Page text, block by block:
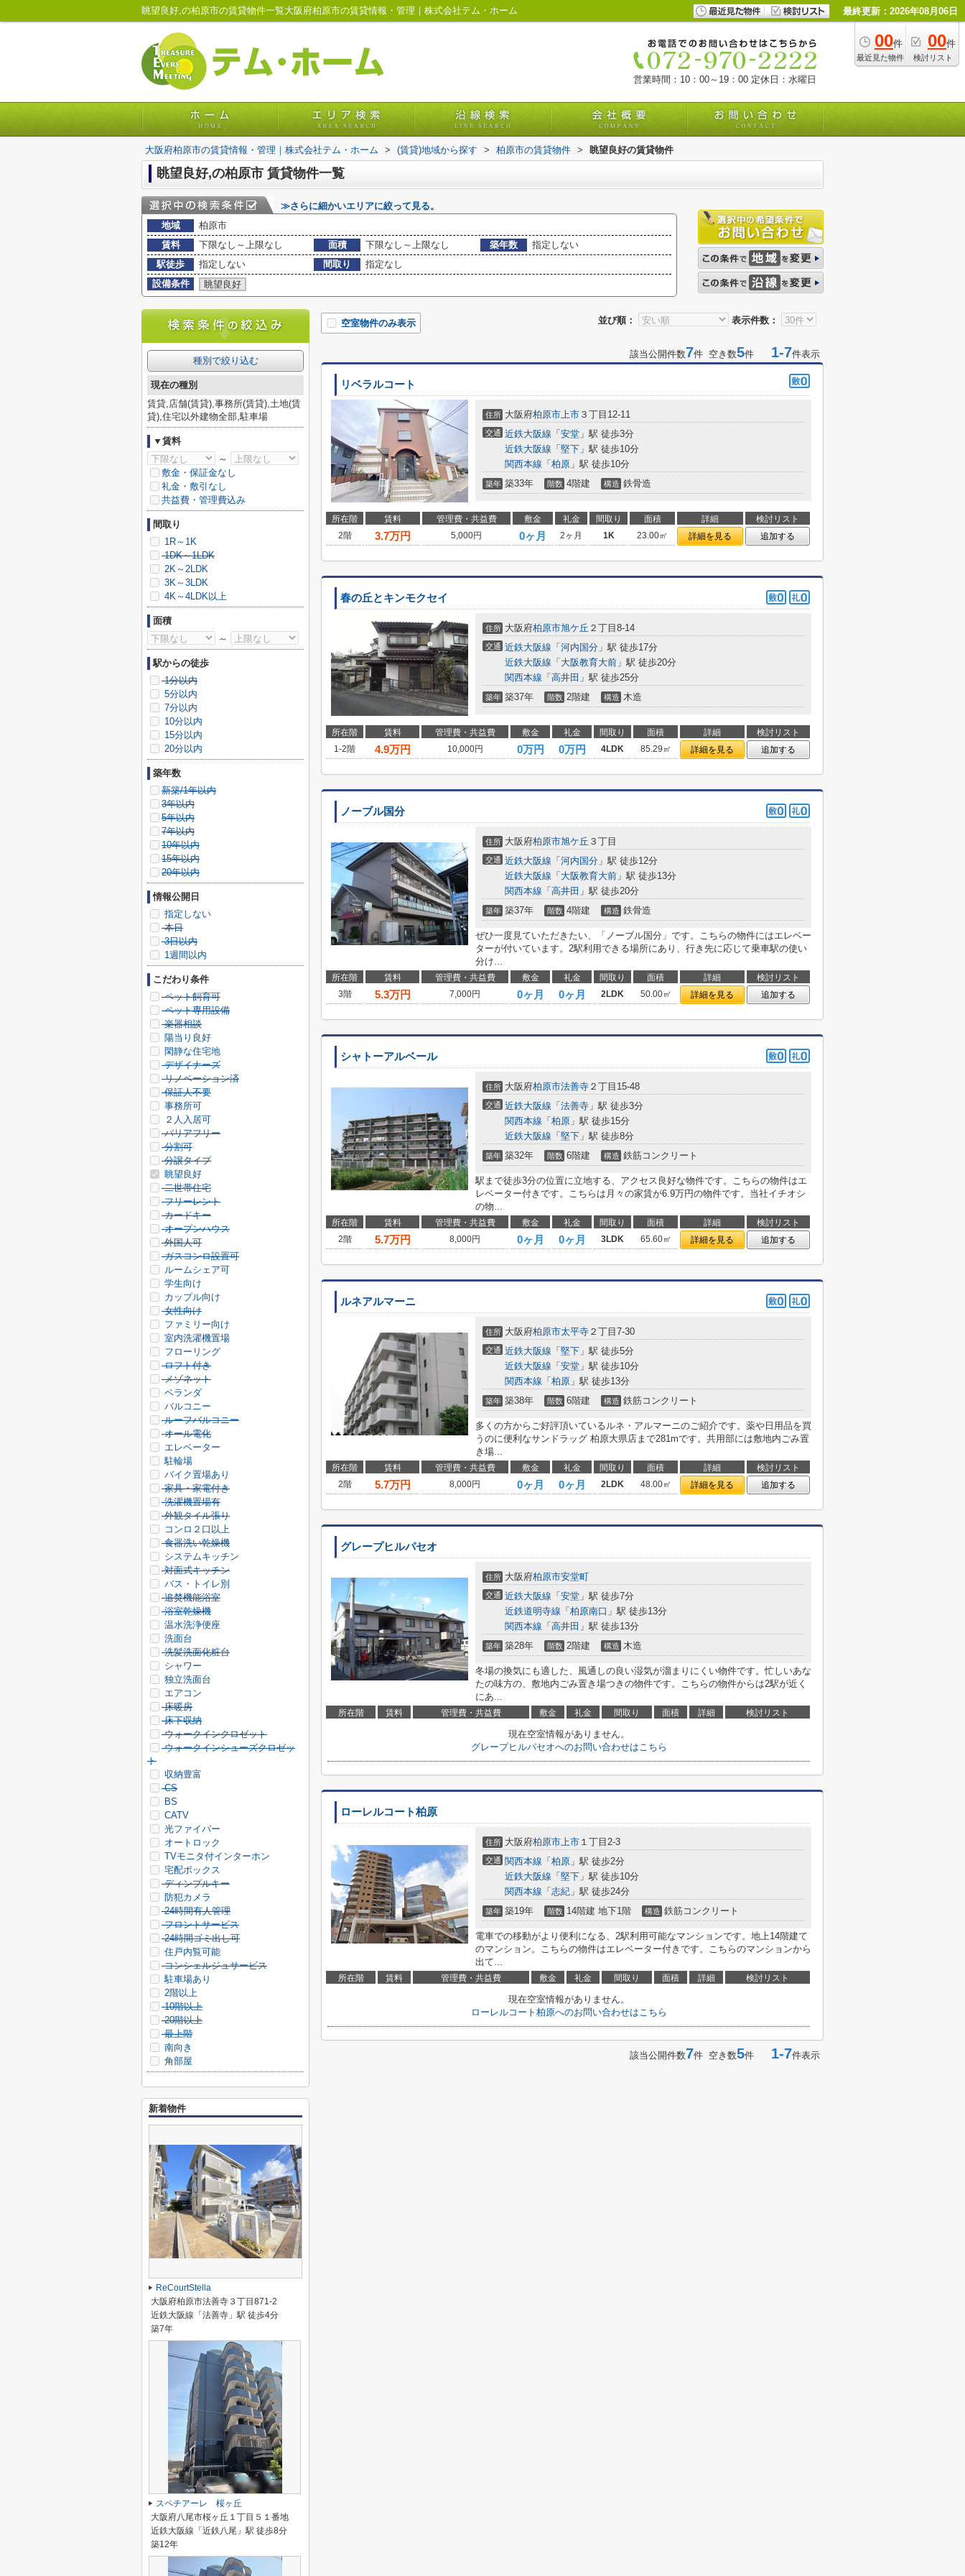
眺望良好,の柏原市の賃貸物件一覧大阪府柏原市の賃貸情報・管理｜株式会社テム・ホーム 最終更新：2026年08月06日
00件
最近見た物件
00件
検討リスト
営業時間：10：00～19：00 定休日：水曜日
大阪府柏原市の賃貸情報・管理｜株式会社テム・ホーム > (賃貸)地域から探す > 柏原市の賃貸物件 > 眺望良好の賃貸物件
眺望良好,の柏原市 賃貸物件一覧
≫さらに細かいエリアに絞って見る。
地域
柏原市
賃料
下限なし～上限なし 面積 下限なし～上限なし 築年数
指定しない
駅徒歩
指定しない 間取り
指定なし
設備条件
眺望良好
並び順： 表示件数：
空室物件のみ表示
該当公開件数7件 空き数5件 1-7件表示
リベラルコート
住所 大阪府柏原市上市 ３丁目12-11
交通 近鉄大阪線 「 安堂 」駅 徒歩3分
近鉄大阪線 「 堅下 」駅 徒歩10分
関西本線 「 柏原 」駅 徒歩10分
築年 築33年 階数 4階建 構造 鉄骨造
所在階 賃料 管理費・共益費 敷金 礼金 間取り 面積 詳細
検討リスト
2階
3.7万円 5,000円 0ヶ月 2ヶ月 1K 23.00㎡ 詳細を見る 追加する
春の丘とキンモクセイ
住所 大阪府柏原市旭ケ丘 ２丁目8-14
交通 近鉄大阪線 「 河内国分 」駅 徒歩17分
近鉄大阪線 「 大阪教育大前 」駅 徒歩20分
関西本線 「 高井田 」駅 徒歩25分
築年 築37年 階数 2階建 構造 木造
所在階 賃料 管理費・共益費 敷金 礼金 間取り 面積 詳細
検討リスト
1-2階
4.9万円 10,000円 0万円 0万円 4LDK 85.29㎡ 詳細を見る 追加する
ノーブル国分
住所 大阪府柏原市旭ケ丘 ３丁目
交通 近鉄大阪線 「 河内国分 」駅 徒歩12分
近鉄大阪線 「 大阪教育大前 」駅 徒歩13分
関西本線 「 高井田 」駅 徒歩20分
築年 築37年 階数 4階建 構造 鉄骨造
ぜひ一度見ていただきたい、「ノーブル国分」です。こちらの物件にはエレベー
ターが付いています。2駅利用できる場所にあり、行き先に応じて乗車駅の使い
分け...
所在階 賃料 管理費・共益費 敷金 礼金 間取り 面積 詳細
検討リスト
3階
5.3万円 7,000円 0ヶ月 0ヶ月 2LDK 50.00㎡ 詳細を見る 追加する
シャトーアルベール
住所 大阪府柏原市法善寺 ２丁目15-48
交通 近鉄大阪線 「 法善寺 」駅 徒歩3分
関西本線 「 柏原 」駅 徒歩15分
近鉄大阪線 「 堅下 」駅 徒歩8分
築年 築32年 階数 6階建 構造 鉄筋コンクリート
駅まで徒歩3分の位置に立地する、アクセス良好な物件です。こちらの物件はエ
レベーター付きです。こちらは月々の家賃が6.9万円の物件です。当社イチオシ
の物...
所在階 賃料 管理費・共益費 敷金 礼金 間取り 面積 詳細
検討リスト
2階
5.7万円 8,000円 0ヶ月 0ヶ月 3LDK 65.60㎡ 詳細を見る 追加する
ルネアルマーニ
住所 大阪府柏原市太平寺 ２丁目7-30
交通 近鉄大阪線 「 堅下 」駅 徒歩5分
近鉄大阪線 「 安堂 」駅 徒歩10分
関西本線 「 柏原 」駅 徒歩13分
築年 築38年 階数 6階建 構造 鉄筋コンクリート
多くの方からご好評頂いているルネ・アルマーニのご紹介です。薬や日用品を買
うのに便利なサンドラッグ 柏原大県店まで281mです。共用部には敷地内ごみ置
き場...
所在階 賃料 管理費・共益費 敷金 礼金 間取り 面積 詳細
検討リスト
2階
5.7万円 8,000円 0ヶ月 0ヶ月 2LDK 48.00㎡ 詳細を見る 追加する
グレープヒルパセオ
住所 大阪府柏原市安堂町
交通 近鉄大阪線 「 安堂 」駅 徒歩7分
近鉄道明寺線 「 柏原南口 」駅 徒歩13分
関西本線 「 高井田 」駅 徒歩13分
築年 築28年 階数 2階建 構造 木造
冬場の換気にも適した、風通しの良い湿気が溜まりにくい物件です。忙しいあな
たの味方の、敷地内ごみ置き場つきの物件です。こちらの物件からは2駅が近く
にあ...
所在階 賃料 管理費・共益費 敷金 礼金 間取り 面積 詳細 検討リスト
現在空室情報がありません。
グレープヒルパセオへのお問い合わせはこちら
ローレルコート柏原
住所 大阪府柏原市上市 １丁目2-3
交通 関西本線 「 柏原 」駅 徒歩2分
近鉄大阪線 「 堅下 」駅 徒歩10分
関西本線 「 志紀 」駅 徒歩24分
築年 築19年 階数 14階建 地下1階 構造 鉄筋コンクリート
電車での移動がより便利になる、2駅利用可能なマンションです。地上14階建て
のマンション。こちらの物件はエレベーター付きです。こちらのマンションから
出て...
所在階 賃料 管理費・共益費 敷金 礼金 間取り 面積 詳細 検討リスト
現在空室情報がありません。
ローレルコート柏原へのお問い合わせはこちら
該当公開件数7件 空き数5件 1-7件表示
種別で絞り込む
現在の種別
賃貸,店舗(賃貸),事務所(賃貸),土地(賃
貸),住宅以外建物全部,駐車場
▼賃料
～
敷金・保証金なし
礼金・敷引なし
共益費・管理費込み
間取り
1R～1K
1DK～1LDK
2K～2LDK
3K～3LDK
4K～4LDK以上
面積
～
駅からの徒歩
1分以内
5分以内
7分以内
10分以内
15分以内
20分以内
築年数
新築/1年以内
3年以内
5年以内
7年以内
10年以内
15年以内
20年以内
情報公開日
指定しない
本日
3日以内
1週間以内
こだわり条件
ペット飼育可
ペット専用設備
楽器相談
陽当り良好
閑静な住宅地
デザイナーズ
リノベーション済
保証人不要
事務所可
２人入居可
バリアフリー
分割可
分譲タイプ
眺望良好
二世帯住宅
フリーレント
カードキー
オープンハウス
外国人可
ガスコンロ設置可
ルームシェア可
学生向け
カップル向け
女性向け
ファミリー向け
室内洗濯機置場
フローリング
ロフト付き
メゾネット
ベランダ
バルコニー
ルーフバルコニー
オール電化
エレベーター
駐輪場
バイク置場あり
家具・家電付き
洗濯機置場有
外観タイル張り
コンロ２口以上
食器洗い乾燥機
システムキッチン
対面式キッチン
バス・トイレ別
追焚機能浴室
浴室乾燥機
温水洗浄便座
洗面台
洗髪洗面化粧台
シャワー
独立洗面台
エアコン
床暖房
床下収納
ウォークインクロゼット
ウォークインシューズクロゼッ
ト
収納豊富
CS
BS
CATV
光ファイバー
オートロック
TVモニタ付インターホン
宅配ボックス
ディンプルキー
防犯カメラ
24時間有人管理
フロントサービス
24時間ゴミ出し可
住戸内覧可能
コンシェルジュサービス
駐車場あり
2階以上
10階以上
20階以上
最上階
南向き
角部屋
新着物件
ReCourtStella
大阪府柏原市法善寺３丁目871-2
近鉄大阪線「法善寺」駅 徒歩4分
築7年
スペチアーレ 桜ヶ丘
大阪府八尾市桜ヶ丘１丁目５１番地
近鉄大阪線「近鉄八尾」駅 徒歩8分
築12年